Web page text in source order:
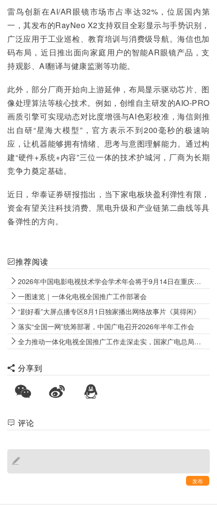
雷鸟创新在AI/AR眼镜市场市占率达32%，位居国内第
一，其发布的RayNeo X2支持双目全彩显示与手势识别，
广泛应用于工业巡检、教育培训与消费级导航。海信也加
码布局，近日推出面向家庭用户的智能AR眼镜产品，支
持观影、AI翻译与健康监测等功能。
此外，部分厂商开始向上游延伸，布局显示驱动芯片、图
像处理算法等核心技术。例如，创维自主研发的AIO-PRO
画质引擎可实现动态对比度增强与AI色彩校准，海信则推
出自研“星海大模型”，官方表示不到200毫秒的极速响
应，让机器能够拥有情绪、思考与意图理解能力。通过构
建“硬件+系统+内容”三位一体的技术护城河，厂商为长期
竞争力奠定基础。
近日，华泰证券研报指出，当下家电板块盈利弹性有限，
资金有望关注科技消费、黑电升级和产业链第二曲线等具
备弹性的方向。
推荐阅读
2026年中国电影电视技术学会学术年会将于9月14日在重庆永川举行
一图速览｜一体化电视全国推广工作部署会
“剧好看”大屏点播专区8月1日独家播出网络故事片《莫得闲》
落实“全国一网”统筹部署，中国广电召开2026年半年工作会
全力推动一体化电视全国推广工作走深走实，国家广电总局召开最新会议
分享到
评论
发布